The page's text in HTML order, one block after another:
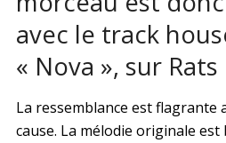
avec le track
« Nova », sur Rats
La ressemblance est flagrante
cause. La mélodie originale